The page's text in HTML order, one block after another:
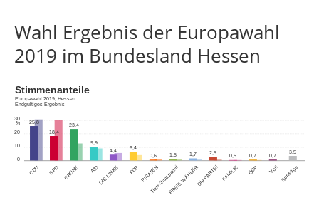
Wahl Ergebnis der Europawahl
2019 im Bundesland Hessen
0
10
20
30
%
CDU SPD GRÜNE AfDDIE LINKE FDP PIRATENTierschutzparteiFREIE WÄHLERDie PARTEI FAMILIE ÖDP Volt Sonstige
25,8
18,4
23,4
9,9
4,4
6,4
0,6 1,5 1,7 2,5
0,5 0,7 0,7
3,5
Stimmenanteile
Europawahl 2019, Hessen
Endgültiges Ergebnis